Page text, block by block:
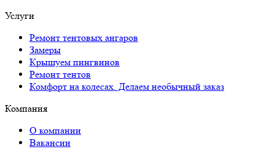
Услуги
Ремонт тентовых ангаров
Замеры
Крышуем пингвинов
Ремонт тентов
Комфорт на колесах. Делаем необычный заказ
Компания
О компании
Вакансии